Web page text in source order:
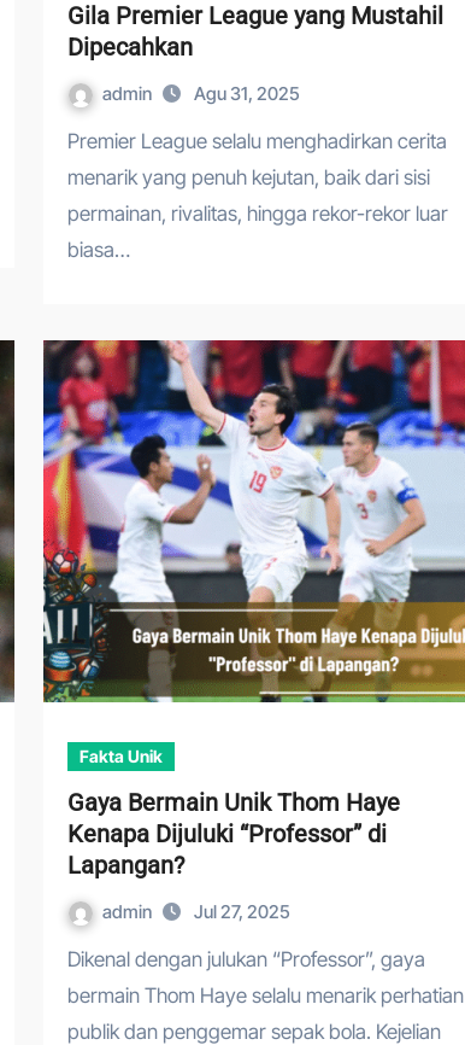
Gila Premier League yang Mustahil
Dipecahkan
admin Agu 31, 2025
Premier League selalu menghadirkan cerita
menarik yang penuh kejutan, baik dari sisi
permainan, rivalitas, hingga rekor-rekor luar
biasa…
Fakta Unik
Gaya Bermain Unik Thom Haye
Kenapa Dijuluki “Professor” di
Lapangan?
admin Jul 27, 2025
Dikenal dengan julukan “Professor”, gaya
bermain Thom Haye selalu menarik perhatian
publik dan penggemar sepak bola. Kejelian